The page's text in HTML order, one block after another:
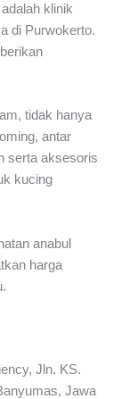
klinik
di Purwokerto.
tidak hanya
antar
serta aksesoris
kucing
anabul
harga
Jln. KS.
Jawa